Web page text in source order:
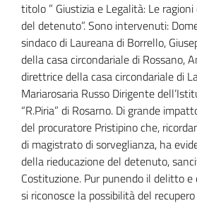
titolo ” Giustizia e Legalità: Le
del detenuto”. Sono intervenuti:
sindaco di Laureana di Borrello,
della casa circondariale di Rossano,
direttrice della casa circondariale di
Mariarosaria Russo Dirigente
“R.Piria” di Rosarno. Di grande
del procuratore Pristipino che,
di magistrato di sorveglianza, ha
della rieducazione del detenuto,
Costituzione. Pur punendo il delitto
si riconosce la possibilità del